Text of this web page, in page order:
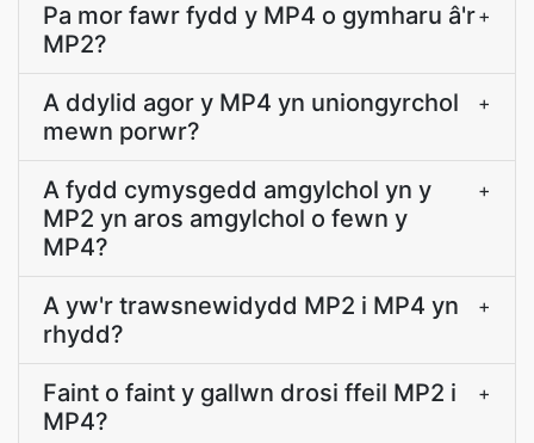
Pa mor fawr fydd y MP4 o gymharu â'r
MP2?
+
A ddylid agor y MP4 yn uniongyrchol
mewn porwr?
+
A fydd cymysgedd amgylchol yn y
MP2 yn aros amgylchol o fewn y
MP4?
+
A yw'r trawsnewidydd MP2 i MP4 yn
rhydd?
+
Faint o faint y gallwn drosi ffeil MP2 i
MP4?
+